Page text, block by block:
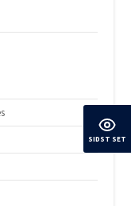
SIDST SET